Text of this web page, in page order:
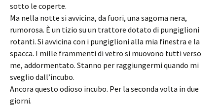
sotto le coperte.
Ma nella notte si avvicina, da fuori, una sagoma nera,
rumorosa. È un tizio su un trattore dotato di pungiglioni
rotanti. Si avvicina con i pungiglioni alla mia finestra e la
spacca. I mille frammenti di vetro si muovono tutti verso
me, addormentato. Stanno per raggiungermi quando mi
sveglio dall’incubo.
Ancora questo odioso incubo. Per la seconda volta in due
giorni.